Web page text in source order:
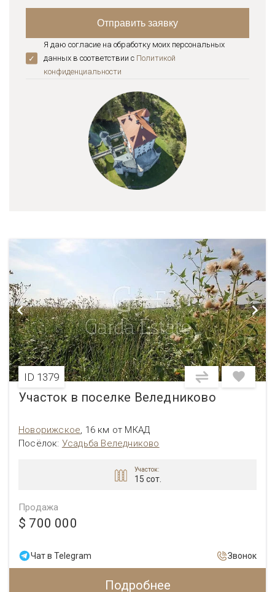
Я даю согласие на обработку моих персональных
данных в соответствии с Политикой
конфиденциальноcти
ID 1379
Участок в поселке Веледниково
Новорижское, 16 км от МКАД
Посёлок: Усадьба Веледниково
Участок:
15 сот.
Продажа
$ 700 000
Чат в Telegram Звонок
Подробнее